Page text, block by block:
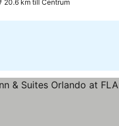
20.6 km till Centrum